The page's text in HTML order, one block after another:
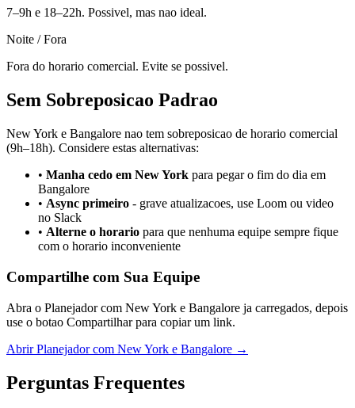
7–9h e 18–22h. Possivel, mas nao ideal.
Noite / Fora
Fora do horario comercial. Evite se possivel.
Sem Sobreposicao Padrao
New York e Bangalore nao tem sobreposicao de horario comercial
(9h–18h). Considere estas alternativas:
• Manha cedo em New York para pegar o fim do dia em
Bangalore
• Async primeiro - grave atualizacoes, use Loom ou video
no Slack
• Alterne o horario para que nenhuma equipe sempre fique
com o horario inconveniente
Compartilhe com Sua Equipe
Abra o Planejador com New York e Bangalore ja carregados, depois
use o botao Compartilhar para copiar um link.
Abrir Planejador com New York e Bangalore →
Perguntas Frequentes